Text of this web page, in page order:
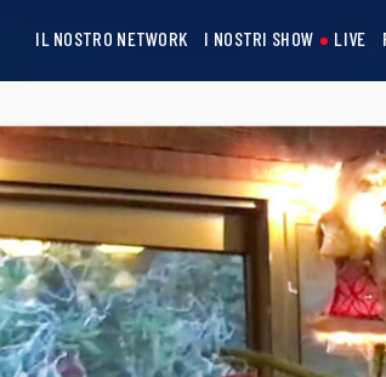
IL NOSTRO NETWORK I NOSTRI SHOW LIVE